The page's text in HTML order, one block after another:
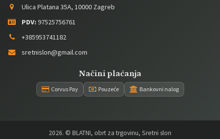
Ulica Platana 35A, 10000 Zagreb
PDV: 97525756761
+385953741182
sretnislon@gmail.com
Načini plaćanja
Corvus Pay Pouzeće Bankovni nalog
2026. © BLATNI, obrt za trgovinu, Sretni slon